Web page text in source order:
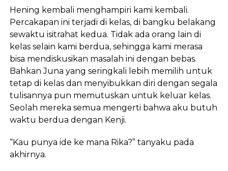
Hening kembali menghampiri kami kembali.
Percakapan ini terjadi di kelas, di bangku belakang
sewaktu isitrahat kedua. Tidak ada orang lain di
kelas selain kami berdua, sehingga kami merasa
bisa mendiskusikan masalah ini dengan bebas.
Bahkan Juna yang seringkali lebih memilih untuk
tetap di kelas dan menyibukkan diri dengan segala
tulisannya pun memutuskan untuk keluar kelas.
Seolah mereka semua mengerti bahwa aku butuh
waktu berdua dengan Kenji.
“Kau punya ide ke mana Rika?” tanyaku pada
akhirnya.